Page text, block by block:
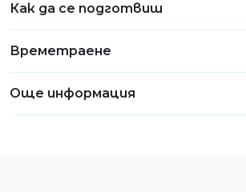
Как да се подготвиш
Времетраене
Още информация